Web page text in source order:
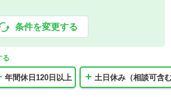
条件を変更する
る
年間休日120日以上 土日休み（相談可含